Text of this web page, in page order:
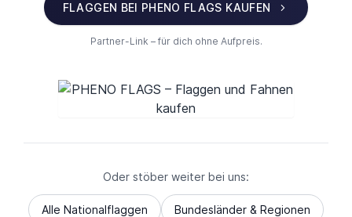
FLAGGEN BEI PHENO FLAGS KAUFEN
Partner-Link – für dich ohne Aufpreis.
Oder stöber weiter bei uns:
Alle Nationalflaggen Bundesländer & Regionen